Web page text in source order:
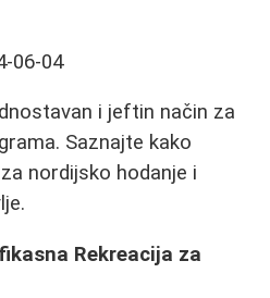
06-04
i jeftin način za
Saznajte kako
nordijsko hodanje i
Rekreacija za